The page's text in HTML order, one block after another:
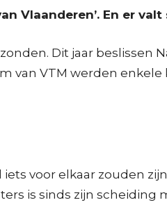
Vlaanderen’. En er
Dit jaar beslissen
van VTM werden
voor elkaar zouden
is sinds zijn scheiding